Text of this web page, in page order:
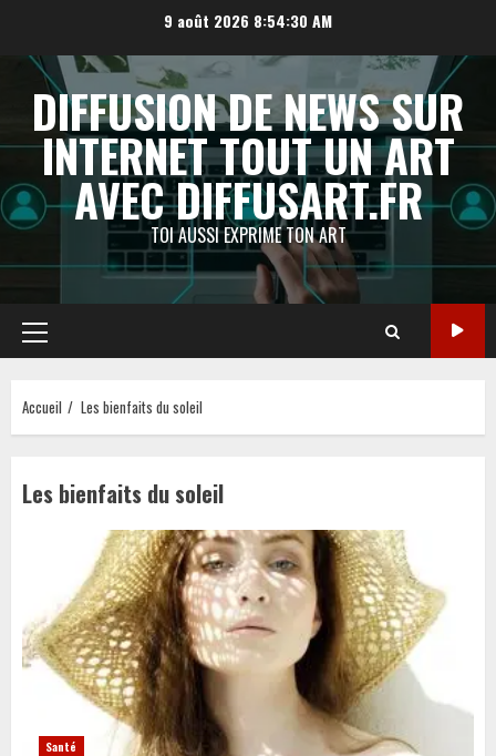
contenu
9 août 20268:54:31 AM
DIFFUSION DE NEWS SUR
INTERNET TOUT UN ART
AVEC DIFFUSART.FR
TOI AUSSI EXPRIME TON ART
Menu
principal
Accueil Les bienfaits du soleil
Les bienfaits du soleil
Santé